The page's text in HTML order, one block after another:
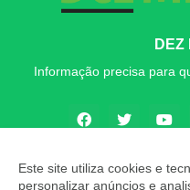
DEZ
Informação precisa para
Este site utiliza cookies e
personalizar anúncios e